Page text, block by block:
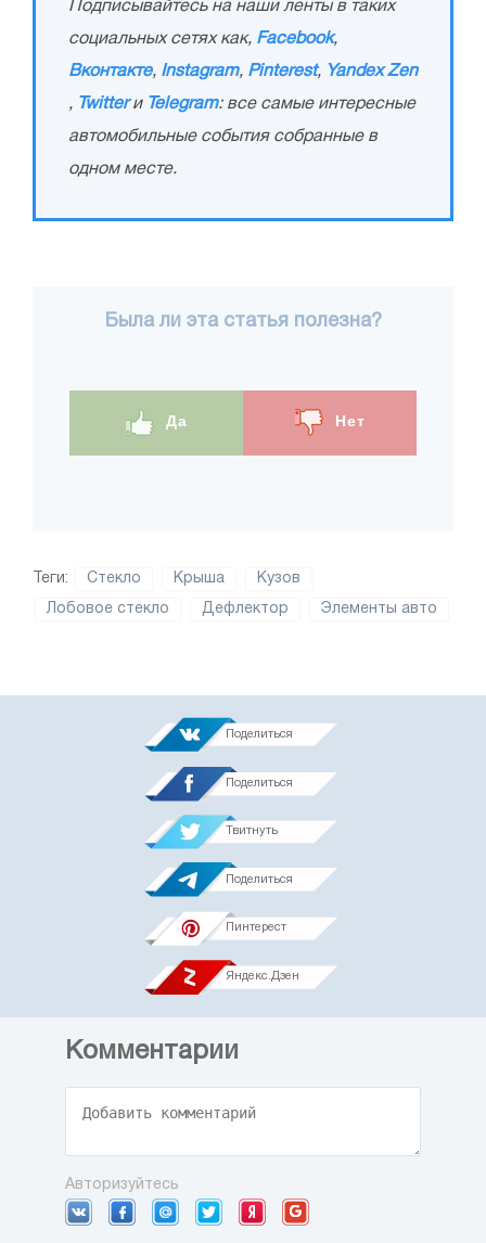
Подписывайтесь на наши ленты в таких
социальных сетях как, Facebook,
Вконтакте, Instagram, Pinterest, Yandex Zen
, Twitterи Telegram: все самые интересные
автомобильные события собранные в
одном месте.
Была ли эта статья полезна?
Да Нет
Теги: Стекло Крыша Кузов
Лобовое стекло Дефлектор Элементы авто
Поделиться
Поделиться
Твитнуть
Поделиться
Пинтерест
Яндекс.Дзен
Комментарии
Авторизуйтесь